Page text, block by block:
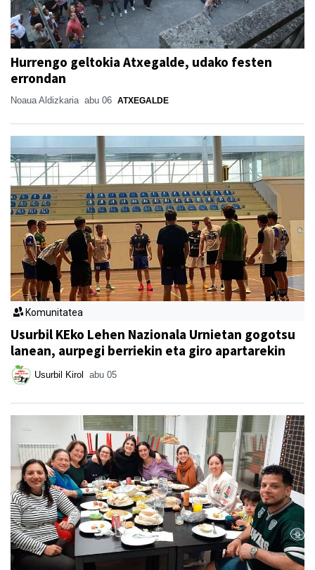
Hurrengo geltokia Atxegalde, udako festen
errondan
Noaua Aldizkaria abu 06 ATXEGALDE
Komunitatea
Usurbil KEko Lehen Nazionala Urnietan gogotsu
lanean, aurpegi berriekin eta giro apartarekin
Usurbil Kirol abu 05